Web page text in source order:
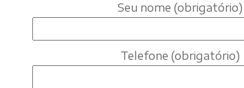
Seu nome (obrigatório)
Telefone (obrigatório)